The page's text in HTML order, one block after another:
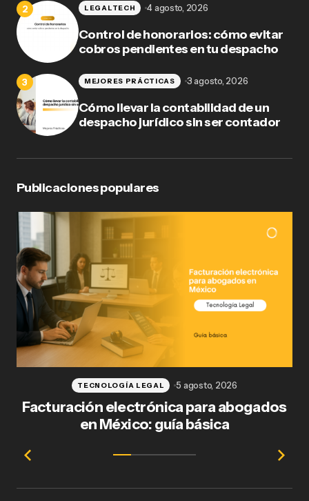
Control de honorarios: cómo evitar
cobros pendientes en tu despacho
LEGALTECH 4 agosto, 2026
Cómo llevar la contabilidad de un
despacho jurídico sin ser contador
MEJORES PRÁCTICAS 3 agosto, 2026
Publicaciones populares
Facturación electrónica para abogados
en México: guía básica
TECNOLOGÍA LEGAL 5 agosto, 2026